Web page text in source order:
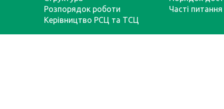
Розпорядок роботи
Керівництво РСЦ та ТСЦ
Часті питання